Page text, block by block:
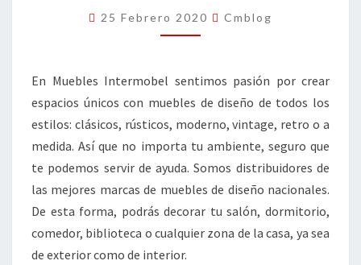
DISEÑO
25 Febrero 2020 Cmblog
En Muebles Intermobel sentimos pasión por crear
espacios únicos con muebles de diseño de todos los
estilos: clásicos, rústicos, moderno, vintage, retro o a
medida. Así que no importa tu ambiente, seguro que
te podemos servir de ayuda. Somos distribuidores de
las mejores marcas de muebles de diseño nacionales.
De esta forma, podrás decorar tu salón, dormitorio,
comedor, biblioteca o cualquier zona de la casa, ya sea
de exterior como de interior.